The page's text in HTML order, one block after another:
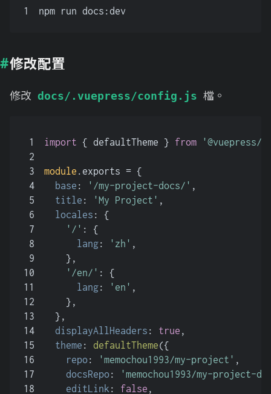
1 npm run docs:dev
修改配置
修改 docs/.vuepress/config.js 檔。
1
2
3
4
5
6
7
8
9
10
11
12
13
14
15
16
17
18
import { defaultTheme } from '@vuepress/
module . exports = {
base : '/my-project-docs/' ,
title : 'My Project' ,
locales : {
'/' : {
lang: 'zh' ,
    },
'/en/' : {
lang: 'en' ,
    },
  },
displayAllHeaders : true ,
theme : defaultTheme({
repo: 'memochou1993/my-project' ,
docsRepo:
'memochou1993/my-project-
editLink : false ,